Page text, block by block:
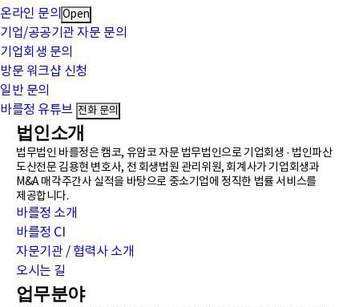
온라인 문의 Open
기업/공공기관 자문 문의
기업회생 문의
방문 워크샵 신청
일반 문의
바를정 유튜브 전화 문의
법인소개
법무법인 바를정은 캠코, 유암코 자문 법무법인으로 기업회생 · 법인파산
도산전문 김용현 변호사, 전 회생법원 관리위원, 회계사가 기업회생과
M&A 매각주간사 실적을 바탕으로 중소기업에 정직한 법률 서비스를
제공합니다.
바를정 소개
바를정 CI
자문기관 / 협력사 소개
오시는 길
업무분야